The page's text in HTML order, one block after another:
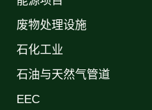
废物处理设施
石化工业
石油与天然气管道
EEC